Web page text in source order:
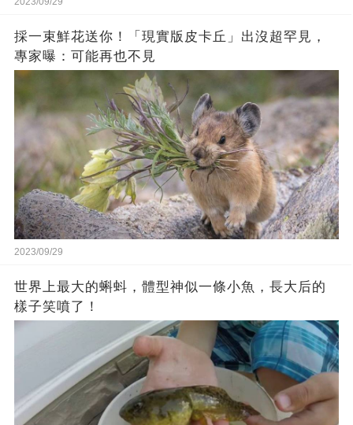
採一束鮮花送你！「現實版皮卡丘」出沒超罕見，
專家曝：可能再也不見
2023/09/29
世界上最大的蝌蚪，體型神似一條小魚，長大后的
樣子笑噴了！